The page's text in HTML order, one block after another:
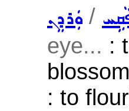
ܘܲܪܕܸܢ /
eye... :
: to